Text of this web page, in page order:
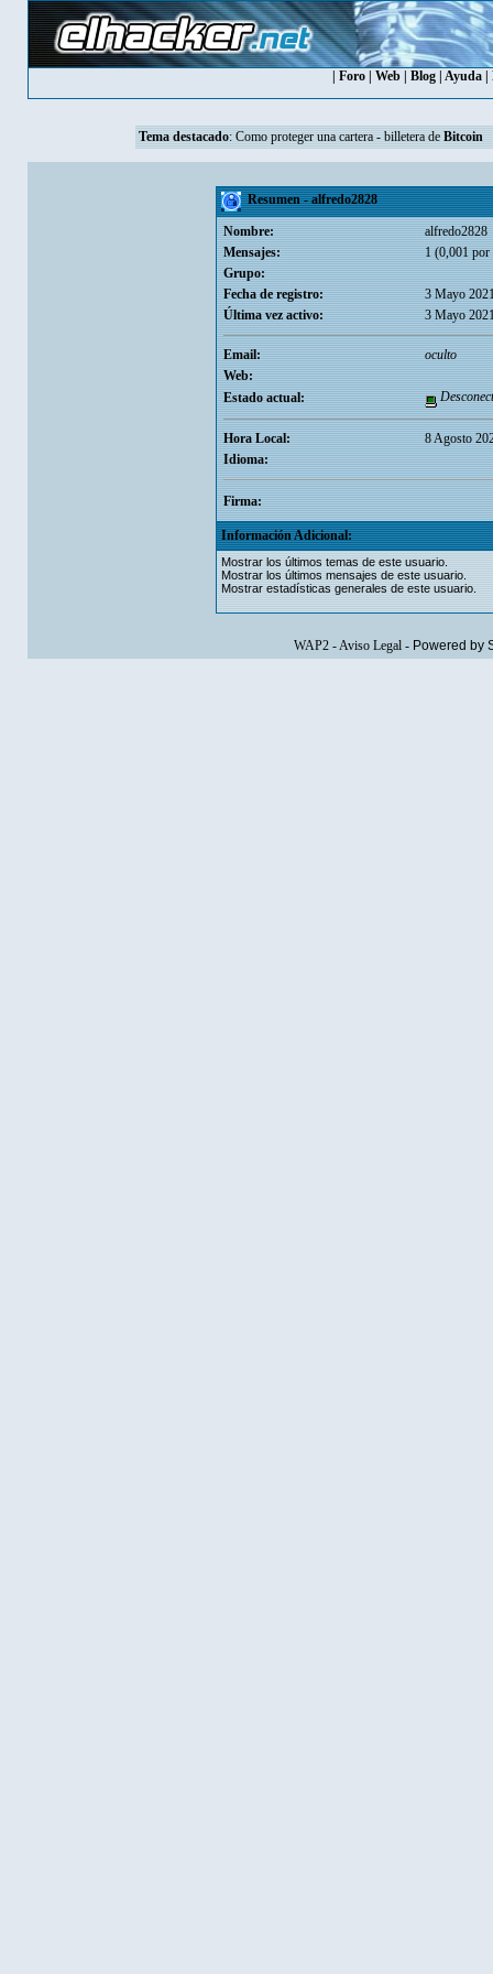
Foro| Web| Blog| Ayuda|
Tema destacado: Como proteger una cartera - billetera de Bitcoin
Resumen - alfredo2828
Nombre:
alfredo2828
Mensajes:
1 (0,001 por
Grupo:
Fecha de registro:
3 Mayo
Última vez activo:
3 Mayo
Email:
oculto
Web:
Estado actual:
Hora Local:
8 Agosto
Idioma:
Firma:
Información Adicional:
Mostrar los últimos temas de este usuario.
Mostrar los últimos mensajes de este usuario.
Mostrar estadísticas generales de este usuario.
WAP2-Aviso Legal- Powered by